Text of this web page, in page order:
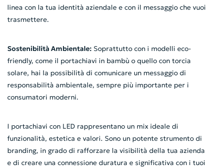
linea con la tua identità aziendale e con il messaggio che vuoi
trasmettere.
Sostenibilità Ambientale: Soprattutto con i modelli eco-
friendly, come il portachiavi in bambù o quello con torcia
solare, hai la possibilità di comunicare un messaggio di
responsabilità ambientale, sempre più importante per i
consumatori moderni.
I portachiavi con LED rappresentano un mix ideale di
funzionalità, estetica e valori. Sono un potente strumento di
branding, in grado di rafforzare la visibilità della tua azienda
e di creare una connessione duratura e significativa con i tuoi